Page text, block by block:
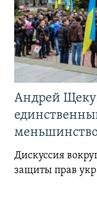
Андрей
Дискуссия
защиты прав